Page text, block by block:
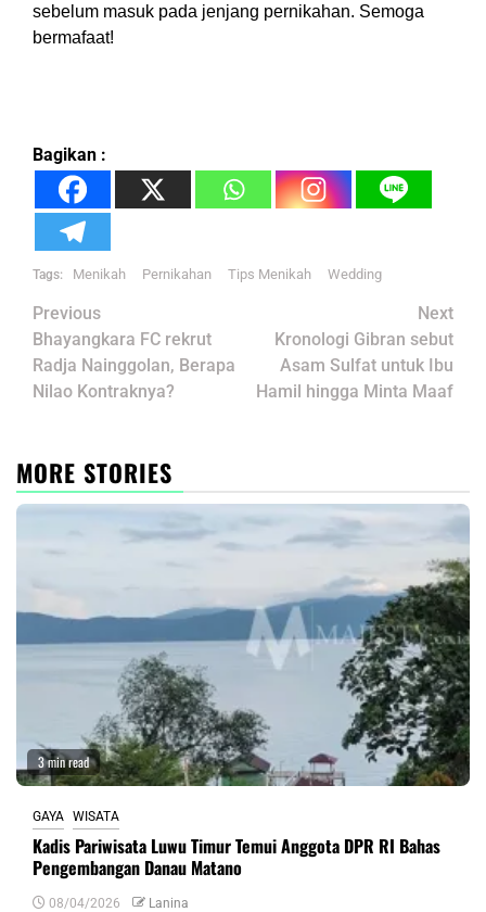
sebelum masuk pada jenjang pernikahan. Semoga
bermafaat!
Bagikan :
Tags: Menikah Pernikahan Tips Menikah Wedding
Post
navigation
Previous
Bhayangkara FC rekrut
Radja Nainggolan, Berapa
Nilao Kontraknya?
Next
Kronologi Gibran sebut
Asam Sulfat untuk Ibu
Hamil hingga Minta Maaf
MORE STORIES
3 min read
GAYA WISATA
Kadis Pariwisata Luwu Timur Temui Anggota DPR RI Bahas
Pengembangan Danau Matano
08/04/2026 Lanina